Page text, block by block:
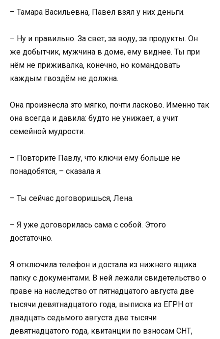
– Тамара Васильевна, Павел взял у них деньги.
– Ну и правильно. За свет, за воду, за продукты. Он
же добытчик, мужчина в доме, ему виднее. Ты при
нём не приживалка, конечно, но командовать
каждым гвоздём не должна.
Она произнесла это мягко, почти ласково. Именно так
она всегда и давила: будто не унижает, а учит
семейной мудрости.
– Повторите Павлу, что ключи ему больше не
понадобятся, – сказала я.
– Ты сейчас договоришься, Лена.
– Я уже договорилась сама с собой. Этого
достаточно.
Я отключила телефон и достала из нижнего ящика
папку с документами. В ней лежали свидетельство о
праве на наследство от пятнадцатого августа две
тысячи девятнадцатого года, выписка из ЕГРН от
двадцать седьмого августа две тысячи
девятнадцатого года, квитанции по взносам СНТ,